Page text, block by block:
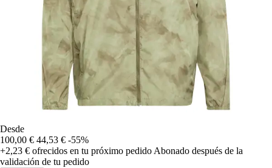
Desde
100,00 € 44,53 € -55%
+2,23 € ofrecidos en tu próximo pedidoAbonado después de la
validación de tu pedido